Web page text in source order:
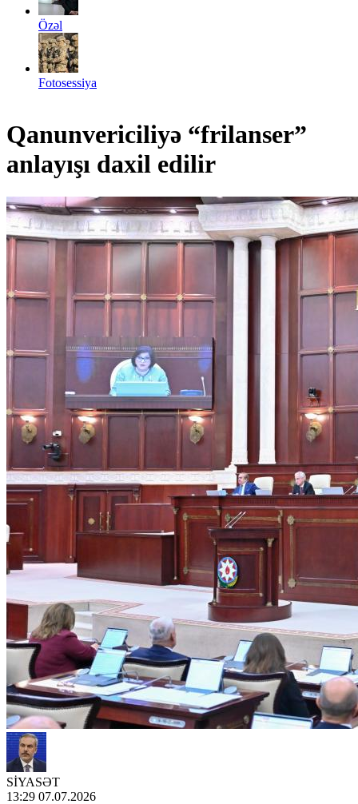
Özəl
Fotosessiya
Qanunvericiliyə “frilanser”
anlayışı daxil edilir
SİYASƏT
13:29 07.07.2026